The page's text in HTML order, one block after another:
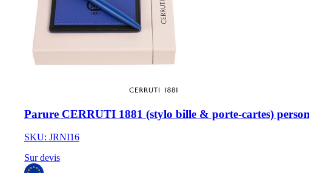
Parure CERRUTI 1881 (stylo bille & porte-cartes)
SKU: JRNI16
Sur devis